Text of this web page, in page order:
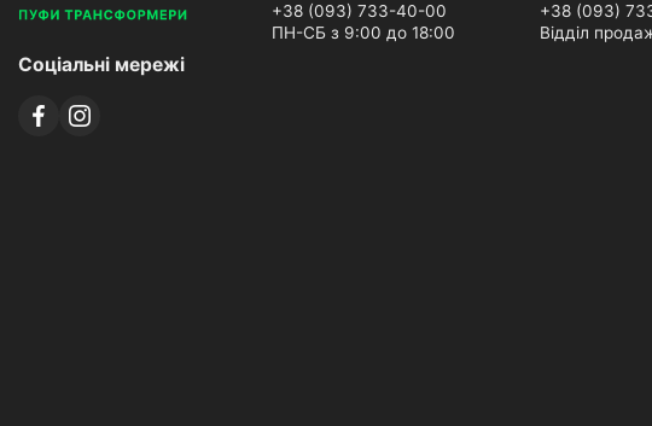
Соціальні мережі
+38 (093) 733-40-00
ПН-СБ з 9:00 до 18:00
+38 (093)
Відділ